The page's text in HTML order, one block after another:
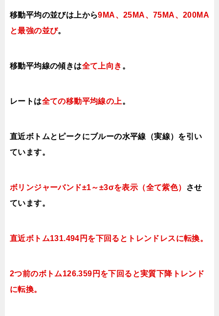
移動平均の並びは上から9MA、25MA、75MA、200MA
と最強の並び。
移動平均線の傾きは全て 上向き 。
レートは全ての移動平均線の上。
直近ボトムとピークにブルーの水平線（実線）を引い
ています。
ボリンジャーバンド±1～±3σを表示（全て紫色）
させ
ています。
直近ボトム131.494円を下回ると トレンドレスに転換。
2つ前のボトム126.359円を下回ると実質下降トレンド
に転換。